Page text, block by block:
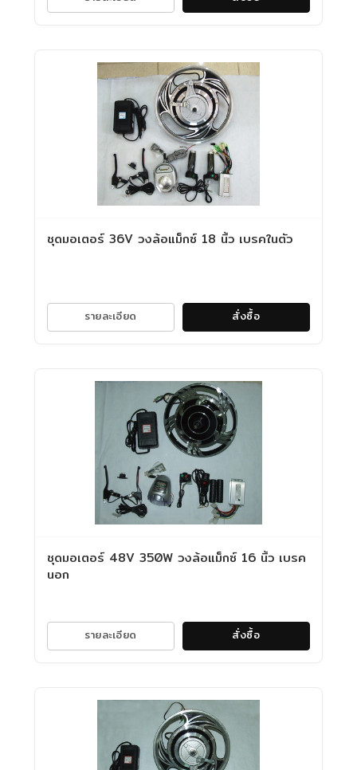
ชุดมอเตอร์ 36V วงล้อแม็กซ์ 18 นิ้ว เบรคในตัว
รายละเอียด สั่งซื้อ
ชุดมอเตอร์ 48V 350W วงล้อแม็กซ์ 16 นิ้ว เบรค
นอก
รายละเอียด สั่งซื้อ